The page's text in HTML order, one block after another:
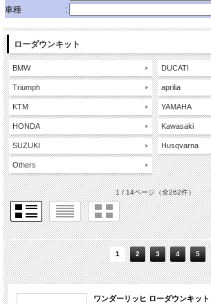
ローダウンキット
BMW
Triumph
KTM
HONDA
SUZUKI
Others
DUCATI
aprilia
YAMAHA
Kawasaki
Husqvarna
1 / 14ページ（全262件）
1 2 3 4 5
ワンダーリッヒ ローダウンキッ